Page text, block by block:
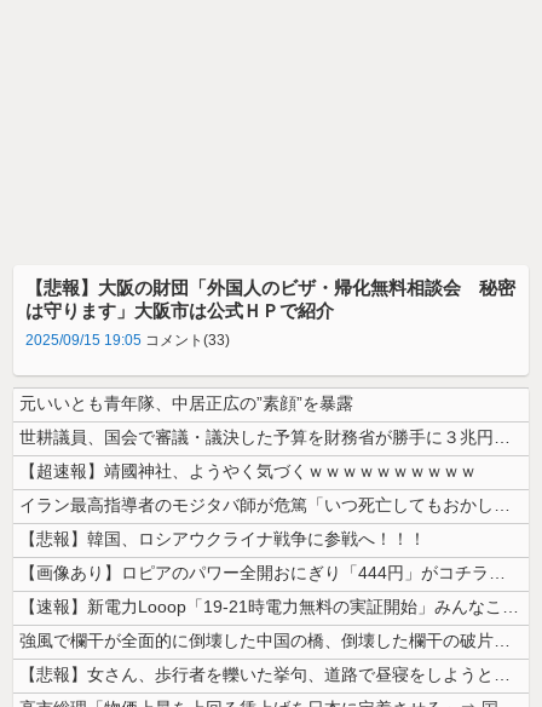
【悲報】大阪の財団「外国人のビザ・帰化無料相談会 秘密
は守ります」大阪市は公式ＨＰで紹介
2025/09/15 19:05 コメント(33)
元いいとも青年隊、中居正広の”素顔”を暴露
世耕議員、国会で審議・議決した予算を財務省が勝手に３兆円動かしていると...
【超速報】靖國神社、ようやく気づくｗｗｗｗｗｗｗｗｗｗ
イラン最高指導者のモジタバ師が危篤「いつ死亡してもおかしくない」…イラ...
【悲報】韓国、ロシアウクライナ戦争に参戦へ！！！
【画像あり】ロピアのパワー全開おにぎり「444円」がコチラｗｗｗｗｗ
【速報】新電力Looop「19-21時電力無料の実証開始」みんなこれに...
強風で欄干が全面的に倒壊した中国の橋、倒壊した欄干の破片を調べると凄ま...
【悲報】女さん、歩行者を轢いた挙句、道路で昼寝をしようとしてしまう